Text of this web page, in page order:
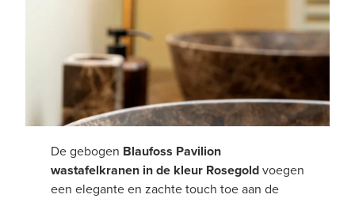
De gebogen Blaufoss Pavilion
wastafelkranen in de kleur Rosegoldvoegen
een elegante en zachte touch toe aan de